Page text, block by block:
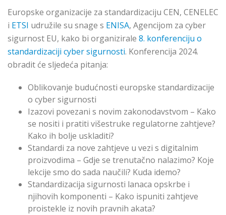
Europske organizacije za standardizaciju CEN, CENELEC
i ETSI udružile su snage s ENISA, Agencijom za cyber
sigurnost EU, kako bi organizirale 8. konferenciju o
standardizaciji cyber sigurnosti. Konferencija 2024.
obradit će sljedeća pitanja:
Oblikovanje budućnosti europske standardizacije
o cyber sigurnosti
Izazovi povezani s novim zakonodavstvom – Kako
se nositi i pratiti višestruke regulatorne zahtjeve?
Kako ih bolje uskladiti?
Standardi za nove zahtjeve u vezi s digitalnim
proizvodima – Gdje se trenutačno nalazimo? Koje
lekcije smo do sada naučili? Kuda idemo?
Standardizacija sigurnosti lanaca opskrbe i
njihovih komponenti – Kako ispuniti zahtjeve
proistekle iz novih pravnih akata?